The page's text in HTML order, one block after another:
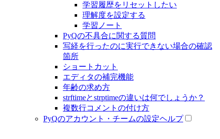
学習履歴をリセットしたい
理解度を設定する
学習ノート
PyQの不具合に関する質問
写経を行ったのに実行できない場合の確認
箇所
ショートカット
エディタの補完機能
年齢の求め方
strftimeとstrptimeの違いは何でしょうか？
複数行コメントの付け方
PyQのアカウント・チームの設定ヘルプ